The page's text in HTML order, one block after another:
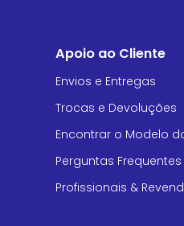
Apoio ao Cliente
Envios e Entregas
Trocas e Devoluções
Encontrar o Modelo
Perguntas Frequentes
Profissionais &